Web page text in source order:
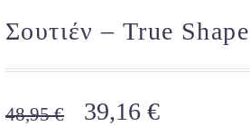
Σουτιέν – True
48,95€
Original
39,16 €Η